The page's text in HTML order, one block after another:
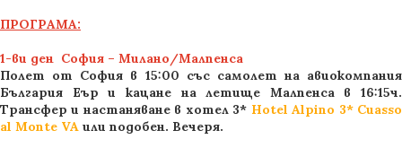
ПРОГРАМА:
1-ви ден София – Милано/Малпенса
Полет от София в 15:00 със самолет на авиокомпания
България Еър и кацане на летище Малпенса в 16:15ч.
Трансфер и настаняване в хотел 3* Hotel Alpino 3* Cuasso
al Monte VA или подобен. Вечеря.